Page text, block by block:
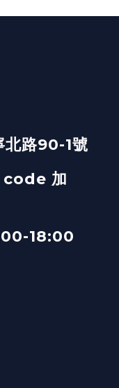
北路90-1號
code 加
18:00